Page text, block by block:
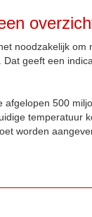
noodzakelijk om
geeft een
500
temperatuur
worden